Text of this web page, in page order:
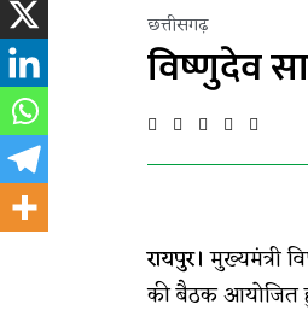
छत्तीसगढ़
विष्णुदेव
रायपुर।मुख्यमंत्री
की बैठक आयोजित